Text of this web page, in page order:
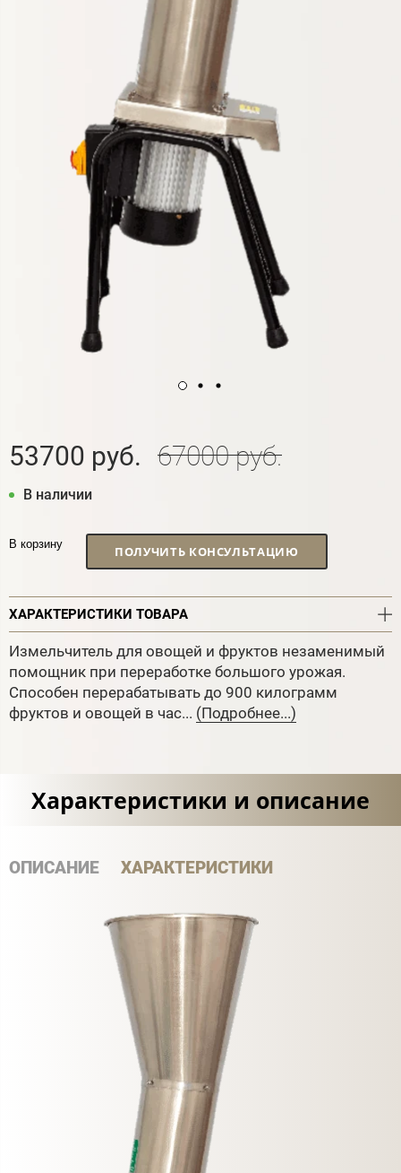
53700 руб. 67000 руб.
В наличии
В корзину ПОЛУЧИТЬ КОНСУЛЬТАЦИЮ
ХАРАКТЕРИСТИКИ ТОВАРА
Измельчитель для овощей и фруктов незаменимый
помощник при переработке большого урожая.
Способен перерабатывать до 900 килограмм
фруктов и овощей в час... (Подробнее...)
Характеристики и описание
ОПИСАНИЕ ХАРАКТЕРИСТИКИ